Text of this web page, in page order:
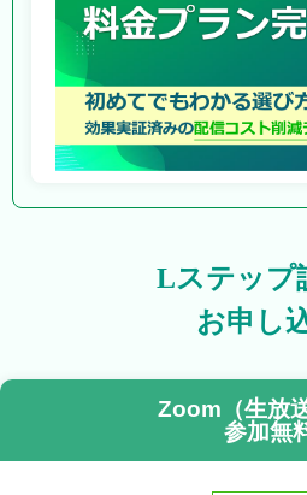
Lステップ
お申し
Zoom（生放
参加無